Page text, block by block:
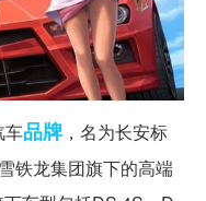
车品牌 ，名为长安标
铁龙集团旗下的高端